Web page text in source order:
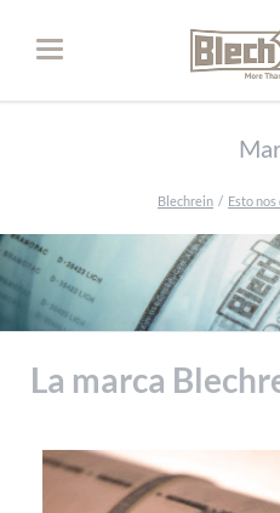
Blechrein Esto
La marca